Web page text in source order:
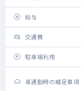
給与
交通費
駐車場利用
車通勤時の補足事項